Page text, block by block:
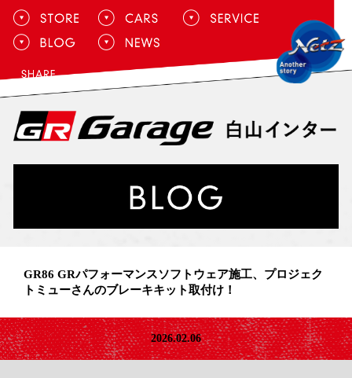
GR86 GRパフォーマンスソフトウェア施工、プロジェク
トミューさんのブレーキキット取付け！
2026.02.06